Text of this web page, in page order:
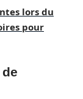
lors du
pour